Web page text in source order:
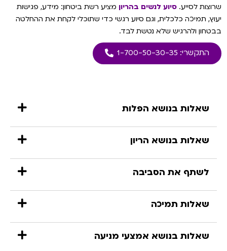
שרוצות לסייע. סיוע לנשים בהריון מציע רשת ביטחון: מידע, פגישות
יעוץ, תמיכה כלכלית, וגם סיוע רגשי כדי שתוכלי לקחת את ההחלטה
בבטחון ולהרגיש שלא נטשת לבד.
התקשרי: 1-700-50-30-35
שאלות בנושא הפלות
שאלות בנושא הריון
לשתף את הסביבה
שאלות תמיכה
שאלות בנושא אמצעי מניעה